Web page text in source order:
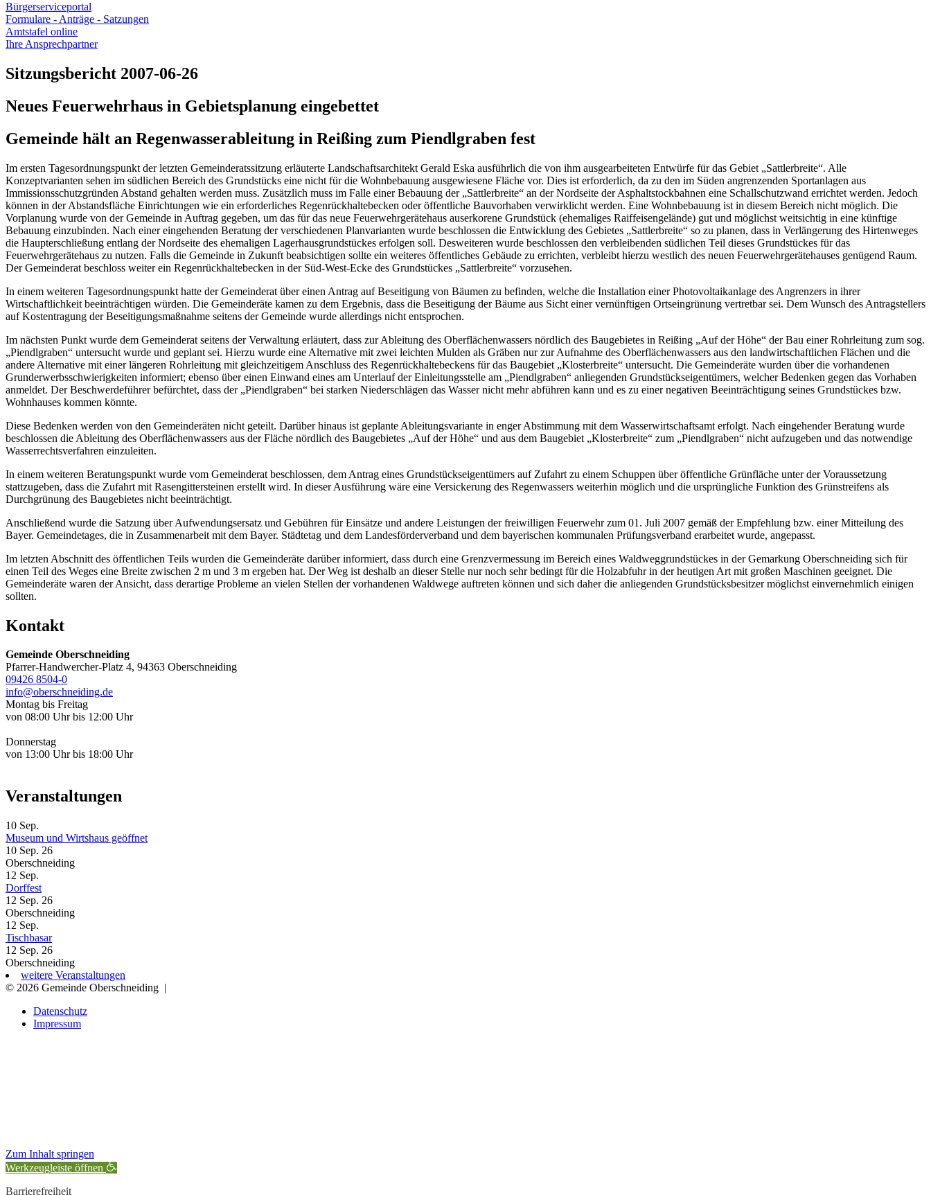
Bürgerserviceportal
Formulare - Anträge - Satzungen
Amtstafel online
Ihre Ansprechpartner
Sitzungsbericht 2007-06-26
Neues Feuerwehrhaus in Gebietsplanung eingebettet
Gemeinde hält an Regenwasserableitung in Reißing zum Piendlgraben fest
Im ersten Tagesordnungspunkt der letzten Gemeinderatssitzung erläuterte Landschaftsarchitekt Gerald Eska ausführlich die von ihm ausgearbeiteten Entwürfe für das Gebiet „Sattlerbreite“. Alle
Konzeptvarianten sehen im südlichen Bereich des Grundstücks eine nicht für die Wohnbebauung ausgewiesene Fläche vor. Dies ist erforderlich, da zu den im Süden angrenzenden Sportanlagen aus
Immissionsschutzgründen Abstand gehalten werden muss. Zusätzlich muss im Falle einer Bebauung der „Sattlerbreite“ an der Nordseite der Asphaltstockbahnen eine Schallschutzwand errichtet werden. Jedoch
können in der Abstandsfläche Einrichtungen wie ein erforderliches Regenrückhaltebecken oder öffentliche Bauvorhaben verwirklicht werden. Eine Wohnbebauung ist in diesem Bereich nicht möglich. Die
Vorplanung wurde von der Gemeinde in Auftrag gegeben, um das für das neue Feuerwehrgerätehaus auserkorene Grundstück (ehemaliges Raiffeisengelände) gut und möglichst weitsichtig in eine künftige
Bebauung einzubinden. Nach einer eingehenden Beratung der verschiedenen Planvarianten wurde beschlossen die Entwicklung des Gebietes „Sattlerbreite“ so zu planen, dass in Verlängerung des Hirtenweges
die Haupterschließung entlang der Nordseite des ehemaligen Lagerhausgrundstückes erfolgen soll. Desweiteren wurde beschlossen den verbleibenden südlichen Teil dieses Grundstückes für das
Feuerwehrgerätehaus zu nutzen. Falls die Gemeinde in Zukunft beabsichtigen sollte ein weiteres öffentliches Gebäude zu errichten, verbleibt hierzu westlich des neuen Feuerwehrgerätehauses genügend Raum.
Der Gemeinderat beschloss weiter ein Regenrückhaltebecken in der Süd-West-Ecke des Grundstückes „Sattlerbreite“ vorzusehen.
In einem weiteren Tagesordnungspunkt hatte der Gemeinderat über einen Antrag auf Beseitigung von Bäumen zu befinden, welche die Installation einer Photovoltaikanlage des Angrenzers in ihrer
Wirtschaftlichkeit beeinträchtigen würden. Die Gemeinderäte kamen zu dem Ergebnis, dass die Beseitigung der Bäume aus Sicht einer vernünftigen Ortseingrünung vertretbar sei. Dem Wunsch des Antragstellers
auf Kostentragung der Beseitigungsmaßnahme seitens der Gemeinde wurde allerdings nicht entsprochen.
Im nächsten Punkt wurde dem Gemeinderat seitens der Verwaltung erläutert, dass zur Ableitung des Oberflächenwassers nördlich des Baugebietes in Reißing „Auf der Höhe“ der Bau einer Rohrleitung zum sog.
„Piendlgraben“ untersucht wurde und geplant sei. Hierzu wurde eine Alternative mit zwei leichten Mulden als Gräben nur zur Aufnahme des Oberflächenwassers aus den landwirtschaftlichen Flächen und die
andere Alternative mit einer längeren Rohrleitung mit gleichzeitigem Anschluss des Regenrückhaltebeckens für das Baugebiet „Klosterbreite“ untersucht. Die Gemeinderäte wurden über die vorhandenen
Grunderwerbsschwierigkeiten informiert; ebenso über einen Einwand eines am Unterlauf der Einleitungsstelle am „Piendlgraben“ anliegenden Grundstückseigentümers, welcher Bedenken gegen das Vorhaben
anmeldet. Der Beschwerdeführer befürchtet, dass der „Piendlgraben“ bei starken Niederschlägen das Wasser nicht mehr abführen kann und es zu einer negativen Beeinträchtigung seines Grundstückes bzw.
Wohnhauses kommen könnte.
Diese Bedenken werden von den Gemeinderäten nicht geteilt. Darüber hinaus ist geplante Ableitungsvariante in enger Abstimmung mit dem Wasserwirtschaftsamt erfolgt. Nach eingehender Beratung wurde
beschlossen die Ableitung des Oberflächenwassers aus der Fläche nördlich des Baugebietes „Auf der Höhe“ und aus dem Baugebiet „Klosterbreite“ zum „Piendlgraben“ nicht aufzugeben und das notwendige
Wasserrechtsverfahren einzuleiten.
In einem weiteren Beratungspunkt wurde vom Gemeinderat beschlossen, dem Antrag eines Grundstückseigentümers auf Zufahrt zu einem Schuppen über öffentliche Grünfläche unter der Voraussetzung
stattzugeben, dass die Zufahrt mit Rasengittersteinen erstellt wird. In dieser Ausführung wäre eine Versickerung des Regenwassers weiterhin möglich und die ursprüngliche Funktion des Grünstreifens als
Durchgrünung des Baugebietes nicht beeinträchtigt.
Anschließend wurde die Satzung über Aufwendungsersatz und Gebühren für Einsätze und andere Leistungen der freiwilligen Feuerwehr zum 01. Juli 2007 gemäß der Empfehlung bzw. einer Mitteilung des
Bayer. Gemeindetages, die in Zusammenarbeit mit dem Bayer. Städtetag und dem Landesförderverband und dem bayerischen kommunalen Prüfungsverband erarbeitet wurde, angepasst.
Im letzten Abschnitt des öffentlichen Teils wurden die Gemeinderäte darüber informiert, dass durch eine Grenzvermessung im Bereich eines Waldweggrundstückes in der Gemarkung Oberschneiding sich für
einen Teil des Weges eine Breite zwischen 2 m und 3 m ergeben hat. Der Weg ist deshalb an dieser Stelle nur noch sehr bedingt für die Holzabfuhr in der heutigen Art mit großen Maschinen geeignet. Die
Gemeinderäte waren der Ansicht, dass derartige Probleme an vielen Stellen der vorhandenen Waldwege auftreten können und sich daher die anliegenden Grundstücksbesitzer möglichst einvernehmlich einigen
sollten.
Kontakt
Gemeinde Oberschneiding
Pfarrer-Handwercher-Platz 4, 94363 Oberschneiding
09426 8504-0
info@oberschneiding.de
Montag bis Freitag
von 08:00 Uhr bis 12:00 Uhr
Donnerstag
von 13:00 Uhr bis 18:00 Uhr
Veranstaltungen
10 Sep.
Museum und Wirtshaus geöffnet
10 Sep. 26
Oberschneiding
12 Sep.
Dorffest
12 Sep. 26
Oberschneiding
12 Sep.
Tischbasar
12 Sep. 26
Oberschneiding
weitere Veranstaltungen
© 2026 Gemeinde Oberschneiding |
Datenschutz
Impressum
Zum Inhalt springen
Werkzeugleiste öffnen
Barrierefreiheit